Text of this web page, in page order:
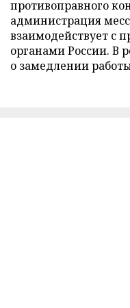
противоправного
администрация
взаимодействует с
органами России. В
о замедлении